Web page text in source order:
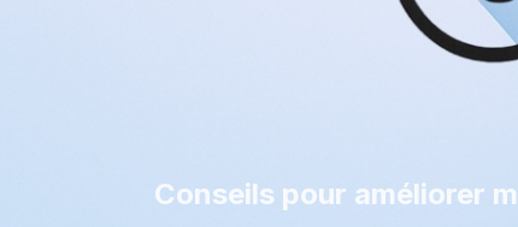
Conseils pour améliorer